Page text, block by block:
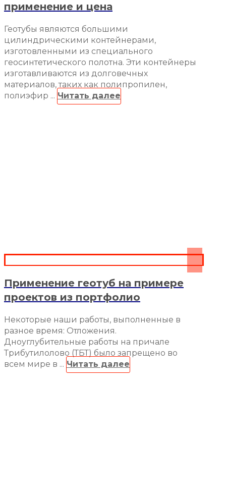
применение и цена
Геотубы являются большими
цилиндрическими контейнерами,
изготовленными из специального
геосинтетического полотна. Эти контейнеры
изготавливаются из долговечных
материалов, таких как полипропилен,
полиэфир ... Читать далее
Применение геотуб на примере
проектов из портфолио
Некоторые наши работы, выполненные в
разное время: Отложения.
Дноуглубительные работы на причале
Трибутилолово (ТБТ) было запрещено во
всем мире в ... Читать далее